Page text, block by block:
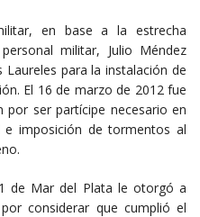
en base a la estrecha
militar, Julio Méndez
para la instalación de
El 16 de marzo de 2012 fue
ser partícipe necesario en
imposición de tormentos al
de Mar del Plata le otorgó a
considerar que cumplió el